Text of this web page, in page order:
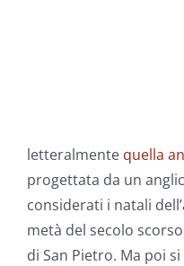
letteralmente quella
progettata da un
considerati i natali
metà del secolo
di San Pietro. Ma poi